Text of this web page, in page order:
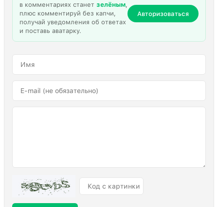
в комментариях станет зелёным,
плюс комментируй без капчи,
получай уведомления об ответах
и поставь аватарку.
Авторизоваться